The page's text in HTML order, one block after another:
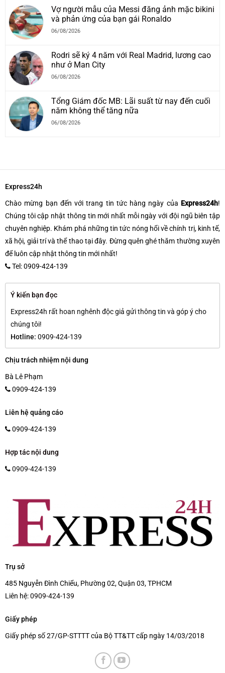
Vợ người mẫu của Messi đăng ảnh mặc bikini
và phản ứng của bạn gái Ronaldo
06/08/2026
Rodri sẽ ký 4 năm với Real Madrid, lương cao
như ở Man City
06/08/2026
Tổng Giám đốc MB: Lãi suất từ nay đến cuối
năm không thể tăng nữa
06/08/2026
Express24h
Chào mừng bạn đến với trang tin tức hàng ngày của Express24h!
Chúng tôi cập nhật thông tin mới nhất mỗi ngày với đội ngũ biên tập
chuyên nghiệp. Khám phá những tin tức nóng hổi về chính trị, kinh tế,
xã hội, giải trí và thể thao tại đây. Đừng quên ghé thăm thường xuyên
để luôn cập nhật thông tin mới nhất!
Tel: 0909-424-139
Ý kiến bạn đọc
Express24h rất hoan nghênh độc giả gửi thông tin và góp ý cho
chúng tôi!
Hotline: 0909-424-139
Chịu trách nhiệm nội dung
Bà Lê Phạm
0909-424-139
Liên hệ quảng cáo
0909-424-139
Hợp tác nội dung
0909-424-139
Trụ sở
485 Nguyễn Đình Chiểu, Phường 02, Quận 03, TPHCM
Liên hệ:0909-424-139
Giấy phép
Giấy phép số 27/GP-STTTT của Bộ TT&TT cấp ngày 14/03/2018